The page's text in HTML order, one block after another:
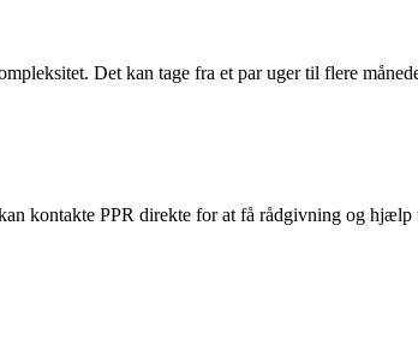
Det kan tage fra et par uger til flere
kontakte PPR direkte for at få rådgivning og